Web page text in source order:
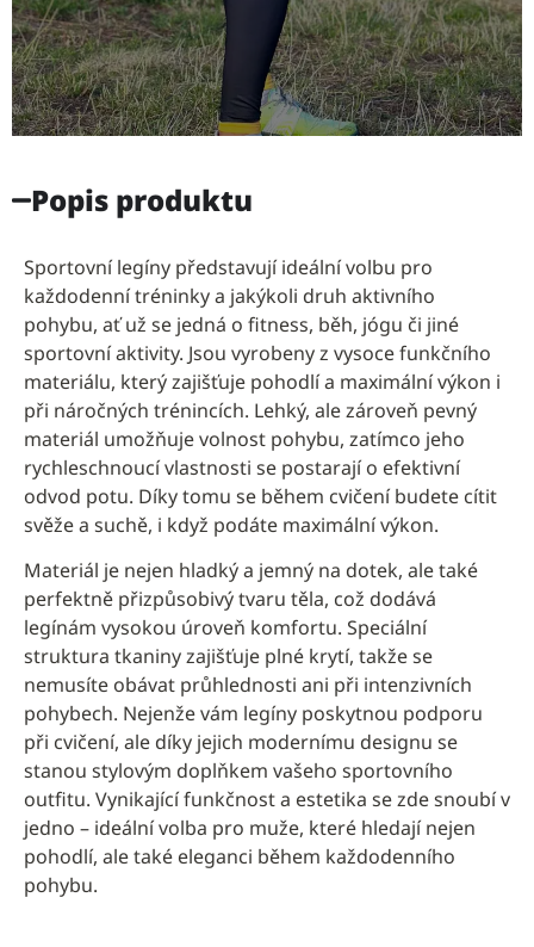
Rychleschnoucí materiál
Legíny jsou vyrobeny z materiálu, který rychle odvádí
pot a vlhkost, což zajišťuje maximální pohodlí i
během intenzivních tréninků.
Popis produktu
Sportovní legíny představují ideální volbu pro
každodenní tréninky a jakýkoli druh aktivního
pohybu, ať už se jedná o fitness, běh, jógu či jiné
sportovní aktivity. Jsou vyrobeny z vysoce funkčního
materiálu, který zajišťuje pohodlí a maximální výkon i
při náročných trénincích. Lehký, ale zároveň pevný
materiál umožňuje volnost pohybu, zatímco jeho
rychleschnoucí vlastnosti se postarají o efektivní
odvod potu. Díky tomu se během cvičení budete cítit
svěže a suchě, i když podáte maximální výkon.
Materiál je nejen hladký a jemný na dotek, ale také
perfektně přizpůsobivý tvaru těla, což dodává
legínám vysokou úroveň komfortu. Speciální
struktura tkaniny zajišťuje plné krytí, takže se
nemusíte obávat průhlednosti ani při intenzivních
pohybech. Nejenže vám legíny poskytnou podporu
při cvičení, ale díky jejich modernímu designu se
stanou stylovým doplňkem vašeho sportovního
outfitu. Vynikající funkčnost a estetika se zde snoubí v
jedno – ideální volba pro muže, které hledají nejen
pohodlí, ale také eleganci během každodenního
pohybu.